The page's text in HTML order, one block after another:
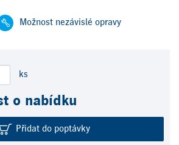
Možnost nezávislé opravy
ks
o nabídku
Přidat do poptávky